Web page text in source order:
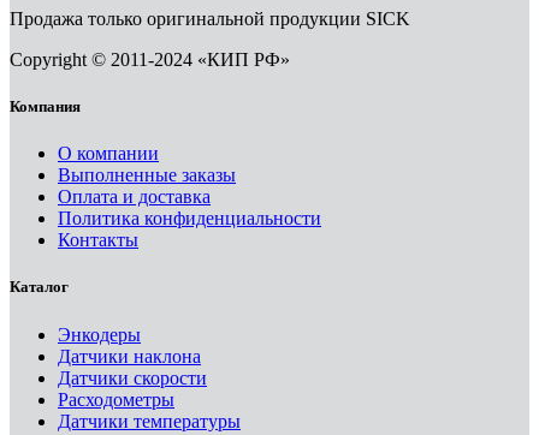
Продажа только оригинальной продукции SICK
Copyright © 2011-2024 «КИП РФ»
Компания
О компании
Выполненные заказы
Оплата и доставка
Политика конфиденциальности
Контакты
Каталог
Энкодеры
Датчики наклона
Датчики скорости
Расходометры
Датчики температуры